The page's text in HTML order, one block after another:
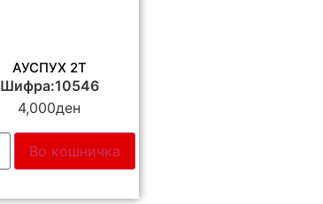
АУСПУХ 2T
Шифра:10546
4,000ден
Во кошничка